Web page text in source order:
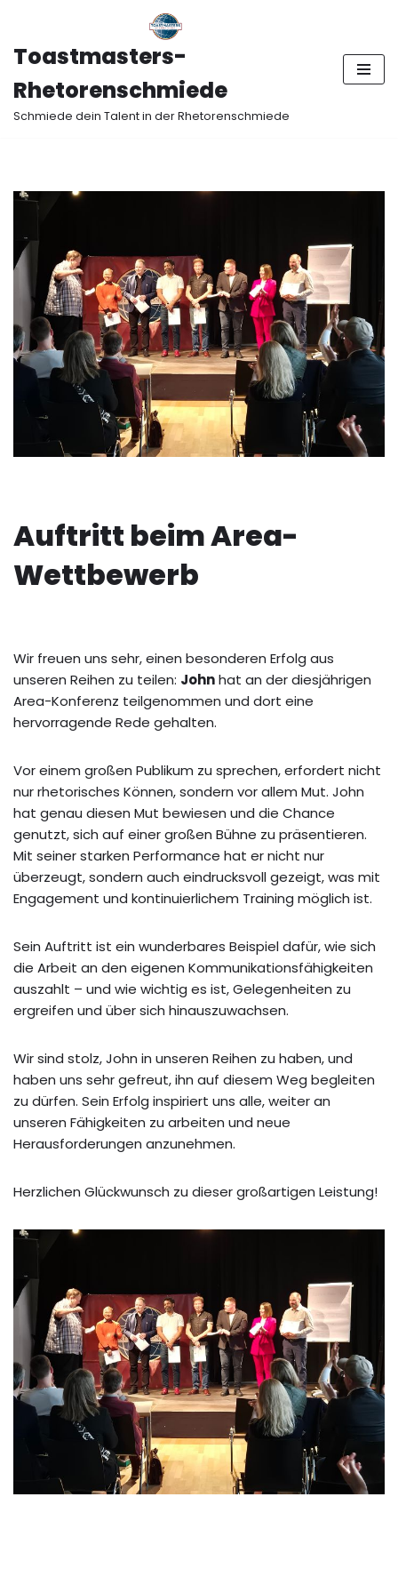
Zum
Inhalt
springen
Toastmasters-
Rhetorenschmiede
Schmiede dein Talent in der Rhetorenschmiede
Auftritt beim Area-
Wettbewerb
Wir freuen uns sehr, einen besonderen Erfolg aus
unseren Reihen zu teilen: Johnhat an der diesjährigen
Area-Konferenz teilgenommen und dort eine
hervorragende Rede gehalten.
Vor einem großen Publikum zu sprechen, erfordert nicht
nur rhetorisches Können, sondern vor allem Mut. John
hat genau diesen Mut bewiesen und die Chance
genutzt, sich auf einer großen Bühne zu präsentieren.
Mit seiner starken Performance hat er nicht nur
überzeugt, sondern auch eindrucksvoll gezeigt, was mit
Engagement und kontinuierlichem Training möglich ist.
Sein Auftritt ist ein wunderbares Beispiel dafür, wie sich
die Arbeit an den eigenen Kommunikationsfähigkeiten
auszahlt – und wie wichtig es ist, Gelegenheiten zu
ergreifen und über sich hinauszuwachsen.
Wir sind stolz, John in unseren Reihen zu haben, und
haben uns sehr gefreut, ihn auf diesem Weg begleiten
zu dürfen. Sein Erfolg inspiriert uns alle, weiter an
unseren Fähigkeiten zu arbeiten und neue
Herausforderungen anzunehmen.
Herzlichen Glückwunsch zu dieser großartigen Leistung!